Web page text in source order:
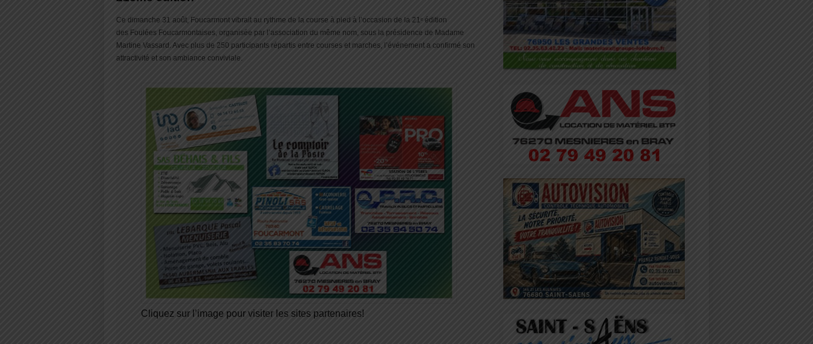
Ce dimanche 31 août, Foucarmont vibrait au rythme de la course à pied à l’occasion de la 21ᵉ édition
des Foulées Foucarmontaises, organisée par l’association du même nom, sous la présidence de Madame
Martine Vassard. Avec plus de 250 participants répartis entre courses et marches, l’événement a confirmé son
attractivité et son ambiance conviviale.
Cliquez sur l’image pour visiter les sites partenaires!